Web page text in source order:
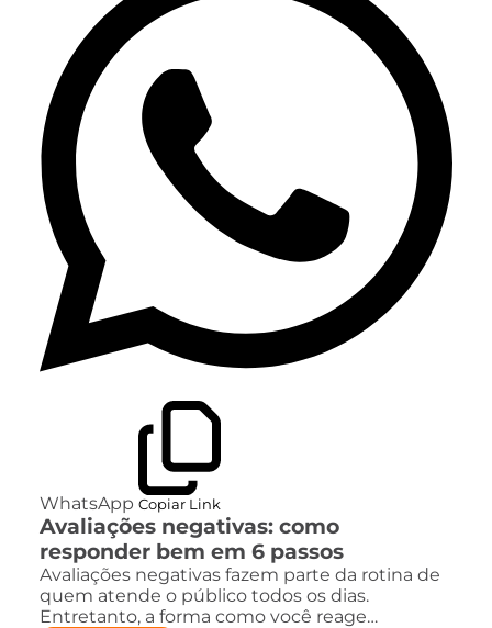
WhatsApp Copiar Link
Avaliações negativas: como
responder bem em 6 passos
Avaliações negativas fazem parte da rotina de
quem atende o público todos os dias.
Entretanto, a forma como você reage…